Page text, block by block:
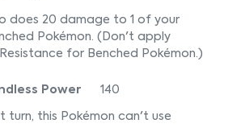
does 20 damage to 1 of your
Pokémon. (Don't apply
for Benched Pokémon.)
Power 140
turn, this Pokémon can't use